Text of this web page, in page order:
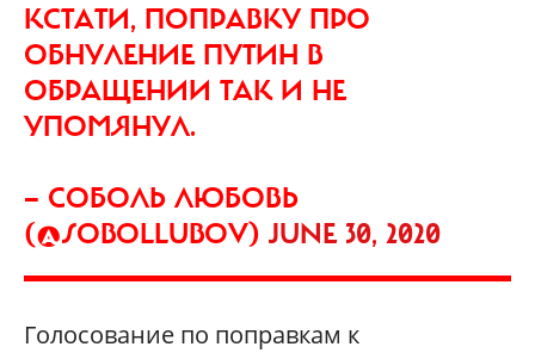
КСТАТИ, ПОПРАВКУ ПРО
ОБНУЛЕНИЕ ПУТИН В
ОБРАЩЕНИИ ТАК И НЕ
УПОМЯНУЛ.
— СОБОЛЬ ЛЮБОВЬ
(@SOBOLLUBOV) JUNE 30, 2020
Голосование по поправкам к